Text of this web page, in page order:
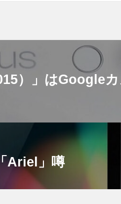
）」はGoogle
Ariel」噂